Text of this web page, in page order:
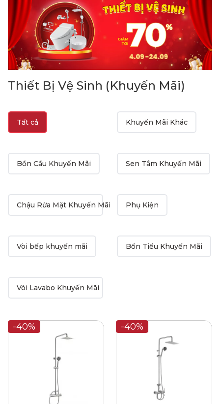
Thiết Bị Vệ Sinh (Khuyến Mãi)
Tất cả Khuyến Mãi Khác
Bồn Cầu Khuyến Mãi Sen Tắm Khuyến Mãi
Chậu Rửa Mặt Khuyến Mãi Phụ Kiện
Vòi bếp khuyến mãi Bồn Tiểu Khuyến Mãi
Vòi Lavabo Khuyến Mãi
-40% -40%